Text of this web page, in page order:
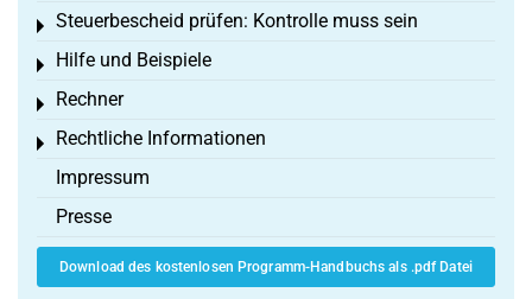
Steuerbescheid prüfen: Kontrolle muss sein
Toggle menu
Hilfe und Beispiele
Toggle menu
Rechner
Toggle menu
Rechtliche Informationen
Toggle menu
Impressum
Presse
Download des kostenlosen Programm-Handbuchs als .pdf Datei